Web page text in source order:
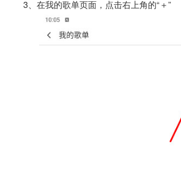
3、在我的歌单页面，点击右上角的“＋”